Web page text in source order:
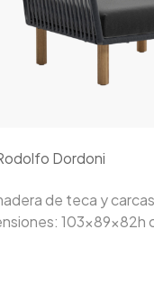
Dordoni
de teca y
103x89x82h